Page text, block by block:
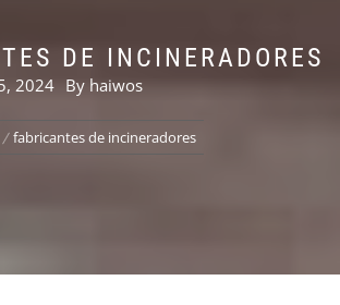
DE INCINERADORES
2024 By haiwos
fabricantes de incineradores